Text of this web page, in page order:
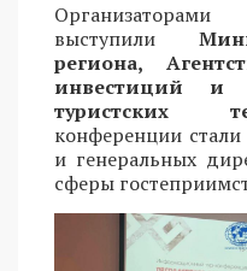
выступили
региона,
инвестиций и
туристских
конференции стали
и генеральных
сферы